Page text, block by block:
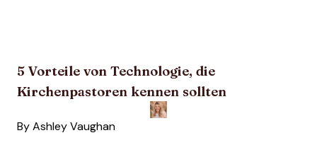
5 Vorteile von Technologie, die
Kirchenpastoren kennen sollten
By Ashley Vaughan